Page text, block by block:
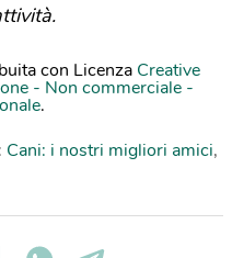
con Licenza Creative
- Non commerciale -
.
Cani: i nostri migliori amici,